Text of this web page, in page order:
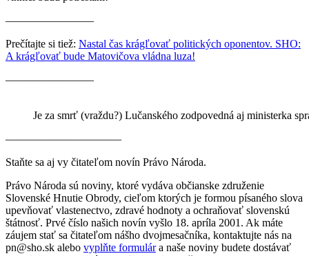
————————
Prečítajte si tiež: Nastal čas krágľovať politických oponentov. SHO:
A krágľovať bude Matovičova vládna luza!
————————
Je za smrť (vraždu?) Lučanského zodpovedná aj ministerka
————————–——
Staňte sa aj vy čitateľom novín Právo Národa.
Právo Národa sú noviny, ktoré vydáva občianske združenie
Slovenské Hnutie Obrody, cieľom ktorých je formou písaného slova
upevňovať vlastenectvo, zdravé hodnoty a ochraňovať slovenskú
štátnosť. Prvé číslo našich novín vyšlo 18. apríla 2001. Ak máte
záujem stať sa čitateľom nášho dvojmesačníka, kontaktujte nás na
pn@sho.sk alebo vyplňte formulára naše noviny budete dostávať